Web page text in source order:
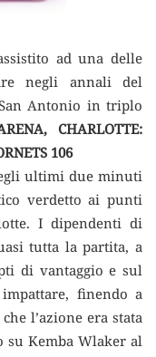
ad una delle
negli annali del
Antonio in triplo
CHARLOTTE:
106
ultimi due minuti
verdetto ai punti
I dipendenti di
tutta la partita, a
di vantaggio e sul
finendo a
l’azione era stata
Kemba Wlaker al